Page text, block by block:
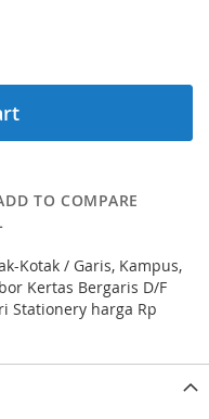
TO COMPARE
Kotak / Garis, Kampus,
Kertas Bergaris D/F
Stationery harga Rp